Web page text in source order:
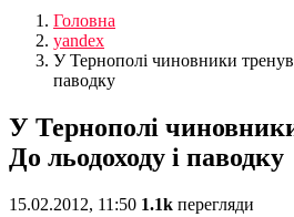
Головна
yandex
У Тернополі чиновники
паводку
У Тернополі
До льодоходу і паводку
15.02.2012, 11:50 1.1k перегляди